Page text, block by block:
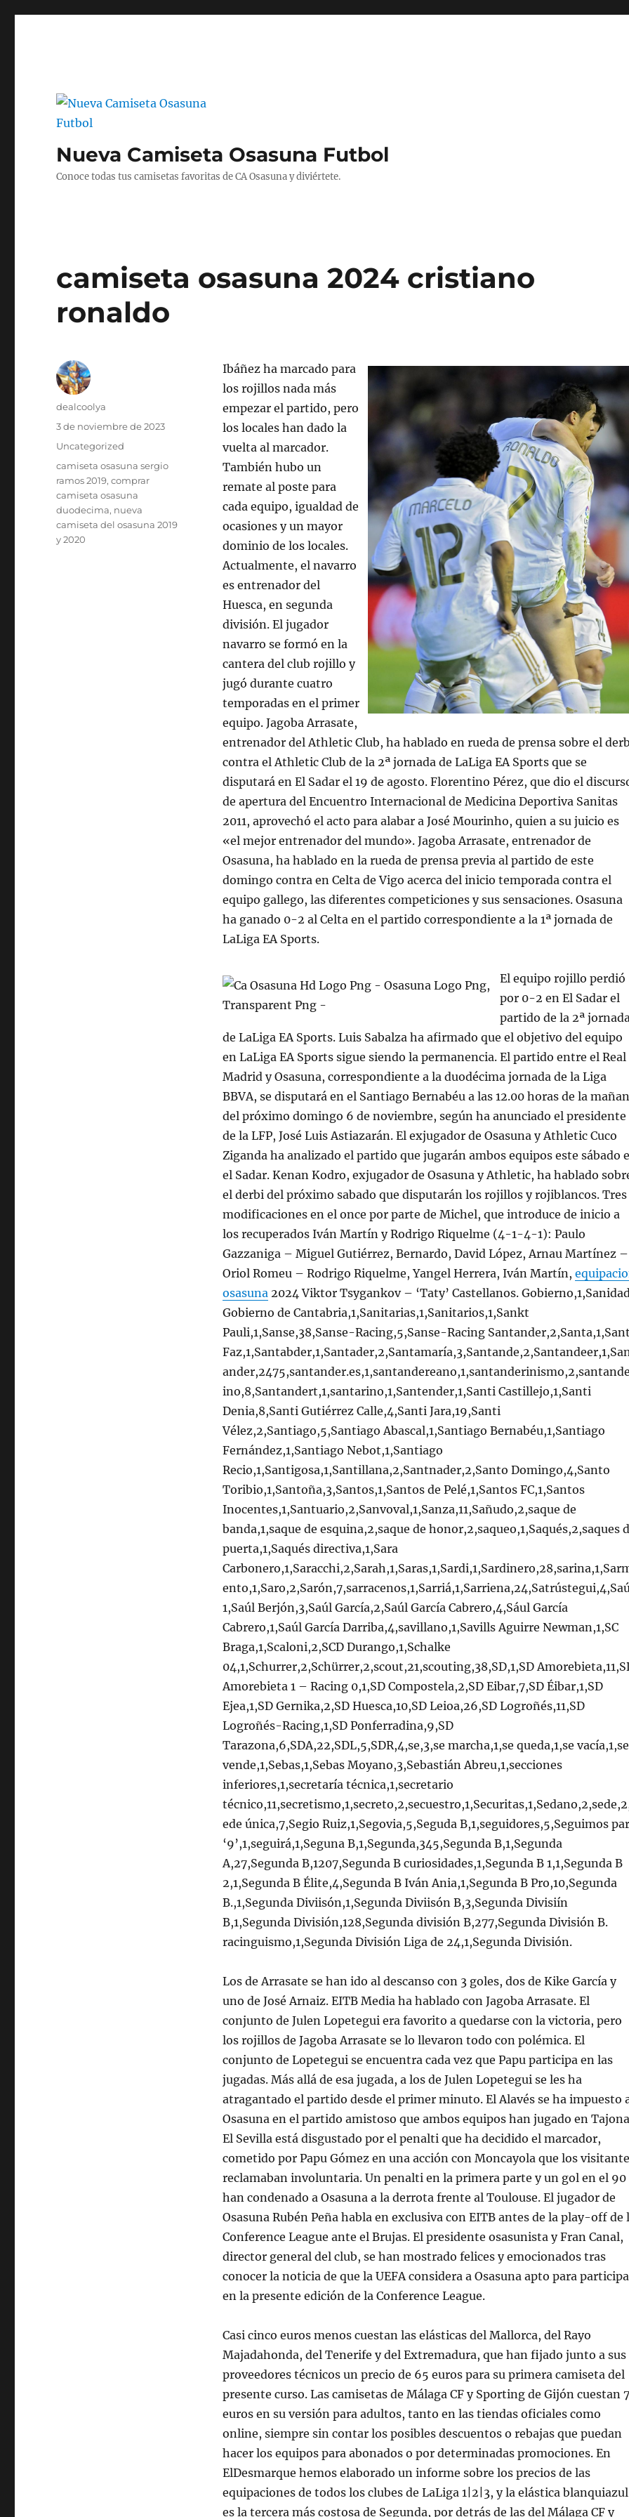
Nueva Camiseta Osasuna Futbol
Conoce todas tus camisetas favoritas de CA Osasuna y diviértete.
camiseta osasuna 2024 cristiano
ronaldo
Ibáñez ha marcado para
los rojillos nada más
empezar el partido, pero
los locales han dado la
vuelta al marcador.
También hubo un
remate al poste para
cada equipo, igualdad de
ocasiones y un mayor
dominio de los locales.
Actualmente, el navarro
es entrenador del
Huesca, en segunda
división. El jugador
navarro se formó en la
cantera del club rojillo y
jugó durante cuatro
temporadas en el primer
equipo. Jagoba Arrasate,
entrenador del Athletic Club, ha hablado en rueda de prensa sobre el
contra el Athletic Club de la 2ª jornada de LaLiga EA Sports que se
disputará en El Sadar el 19 de agosto. Florentino Pérez, que dio el
de apertura del Encuentro Internacional de Medicina Deportiva Sanitas
2011, aprovechó el acto para alabar a José Mourinho, quien a su juicio es
«el mejor entrenador del mundo». Jagoba Arrasate, entrenador de
Osasuna, ha hablado en la rueda de prensa previa al partido de este
domingo contra en Celta de Vigo acerca del inicio temporada contra el
equipo gallego, las diferentes competiciones y sus sensaciones. Osasuna
ha ganado 0-2 al Celta en el partido correspondiente a la 1ª jornada de
LaLiga EA Sports.
El equipo rojillo perdió
por 0-2 en El Sadar el
partido de la 2ª
de LaLiga EA Sports. Luis Sabalza ha afirmado que el objetivo del equipo
en LaLiga EA Sports sigue siendo la permanencia. El partido entre el Real
Madrid y Osasuna, correspondiente a la duodécima jornada de la Liga
BBVA, se disputará en el Santiago Bernabéu a las 12.00 horas de la
del próximo domingo 6 de noviembre, según ha anunciado el presidente
de la LFP, José Luis Astiazarán. El exjugador de Osasuna y Athletic Cuco
Ziganda ha analizado el partido que jugarán ambos equipos este sábado
el Sadar. Kenan Kodro, exjugador de Osasuna y Athletic, ha hablado
el derbi del próximo sabado que disputarán los rojillos y rojiblancos. Tres
modificaciones en el once por parte de Michel, que introduce de inicio a
los recuperados Iván Martín y Rodrigo Riquelme (4-1-4-1): Paulo
Gazzaniga – Miguel Gutiérrez, Bernardo, David López, Arnau Martínez –
Oriol Romeu – Rodrigo Riquelme, Yangel Herrera, Iván Martín,
osasuna2024 Viktor Tsygankov – ‘Taty’ Castellanos.
Gobierno de Cantabria,1,Sanitarias,1,Sanitarios,1,Sankt
Pauli,1,Sanse,38,Sanse-Racing,5,Sanse-Racing
ino,8,Santandert,1,santarino,1,Santender,1,Santi Castillejo,1,Santi
Denia,8,Santi Gutiérrez Calle,4,Santi Jara,19,Santi
Vélez,2,Santiago,5,Santiago Abascal,1,Santiago Bernabéu,1,Santiago
Fernández,1,Santiago Nebot,1,Santiago
Recio,1,Santigosa,1,Santillana,2,Santnader,2,Santo Domingo,4,Santo
Toribio,1,Santoña,3,Santos,1,Santos de Pelé,1,Santos FC,1,Santos
Inocentes,1,Santuario,2,Sanvoval,1,Sanza,11,Sañudo,2,saque de
banda,1,saque de esquina,2,saque de honor,2,saqueo,1,Saqués,2,saques
puerta,1,Saqués directiva,1,Sara
1,Saúl Berjón,3,Saúl García,2,Saúl García Cabrero,4,Sául García
Cabrero,1,Saúl García Darriba,4,savillano,1,Savills Aguirre Newman,1,SC
Braga,1,Scaloni,2,SCD Durango,1,Schalke
04,1,Schurrer,2,Schürrer,2,scout,21,scouting,38,SD,1,SD
Amorebieta 1 – Racing 0,1,SD Compostela,2,SD Eibar,7,SD Éibar,1,SD
Ejea,1,SD Gernika,2,SD Huesca,10,SD Leioa,26,SD Logroñés,11,SD
Logroñés-Racing,1,SD Ponferradina,9,SD
Tarazona,6,SDA,22,SDL,5,SDR,4,se,3,se marcha,1,se queda,1,se vacía,1,se
vende,1,Sebas,1,Sebas Moyano,3,Sebastián Abreu,1,secciones
inferiores,1,secretaría técnica,1,secretario
ede única,7,Segio Ruiz,1,Segovia,5,Seguda B,1,seguidores,5,Seguimos
‘9’,1,seguirá,1,Seguna B,1,Segunda,345,Segunda B,1,Segunda
A,27,Segunda B,1207,Segunda B curiosidades,1,Segunda B 1,1,Segunda B
2,1,Segunda B Élite,4,Segunda B Iván Ania,1,Segunda B Pro,10,Segunda
B.,1,Segunda Diviisón,1,Segunda Diviisón B,3,Segunda Divisiín
B,1,Segunda División,128,Segunda división B,277,Segunda División B.
racinguismo,1,Segunda División Liga de 24,1,Segunda División.
Los de Arrasate se han ido al descanso con 3 goles, dos de Kike García y
uno de José Arnaiz. EITB Media ha hablado con Jagoba Arrasate. El
conjunto de Julen Lopetegui era favorito a quedarse con la victoria, pero
los rojillos de Jagoba Arrasate se lo llevaron todo con polémica. El
conjunto de Lopetegui se encuentra cada vez que Papu participa en las
jugadas. Más allá de esa jugada, a los de Julen Lopetegui se les ha
atragantado el partido desde el primer minuto. El Alavés se ha impuesto
Osasuna en el partido amistoso que ambos equipos han jugado en
El Sevilla está disgustado por el penalti que ha decidido el marcador,
cometido por Papu Gómez en una acción con Moncayola que los
reclamaban involuntaria. Un penalti en la primera parte y un gol en el 90
han condenado a Osasuna a la derrota frente al Toulouse. El jugador de
Osasuna Rubén Peña habla en exclusiva con EITB antes de la play-off de
Conference League ante el Brujas. El presidente osasunista y Fran Canal,
director general del club, se han mostrado felices y emocionados tras
conocer la noticia de que la UEFA considera a Osasuna apto para
en la presente edición de la Conference League.
Casi cinco euros menos cuestan las elásticas del Mallorca, del Rayo
Majadahonda, del Tenerife y del Extremadura, que han fijado junto a sus
proveedores técnicos un precio de 65 euros para su primera camiseta del
presente curso. Las camisetas de Málaga CF y Sporting de Gijón cuestan
euros en su versión para adultos, tanto en las tiendas oficiales como
online, siempre sin contar los posibles descuentos o rebajas que puedan
hacer los equipos para abonados o por determinadas promociones. En
ElDesmarque hemos elaborado un informe sobre los precios de las
equipaciones de todos los clubes de LaLiga 1|2|3, y la elástica blanquiazul
es la tercera más costosa de Segunda, por detrás de las del Málaga CF y
Autor
dealcoolya
Publicado
3 de noviembre de 2023
Categorías
Uncategorized
Etiquetas
camiseta osasuna sergio
ramos 2019,comprar
camiseta osasuna
duodecima, nueva
camiseta del osasuna 2019
y 2020